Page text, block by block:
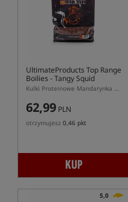
UltimateProducts Top Range
Boilies - Tangy Squid
Kulki Proteinowe Mandarynka Kałamarnica
62,99 PLN
otrzymujesz 0,46 pkt
KUP
5,0